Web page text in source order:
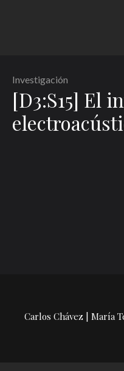
Investigación
[D3:S15] El